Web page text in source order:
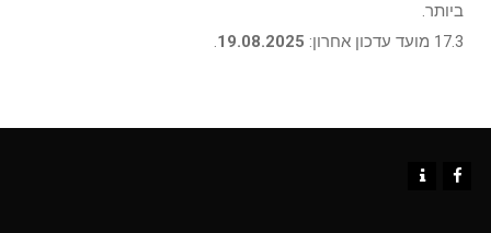
ביותר.
17.3 מועד עדכון אחרון:
19.08.2025
.